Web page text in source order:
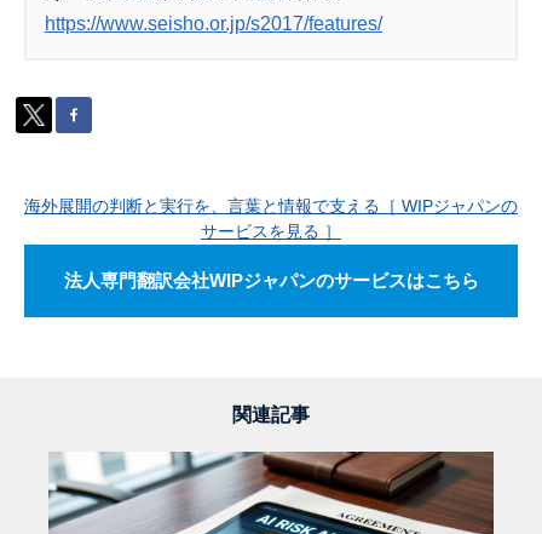
https://www.seisho.or.jp/s2017/features/
海外展開の判断と実行を、言葉と情報で支える［ WIPジャパンの
サービスを見る ］
法人専門翻訳会社WIPジャパンのサービスはこちら
関連記事